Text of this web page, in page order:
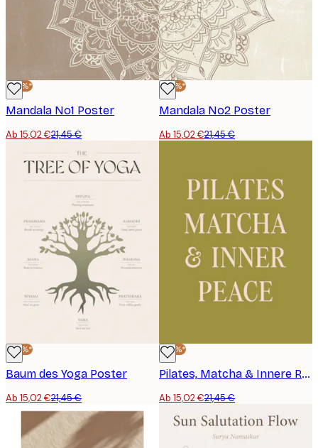
-30%*
Mandala No1 Poster
Ab 15,02 €21,45 €
-30%*
Mandala No2 Poster
Ab 15,02 €21,45 €
-30%*
Baum des Yoga Poster
Ab 15,02 €21,45 €
-30%*
Pilates, Matcha & Innere Ruhe Poster
Ab 15,02 €21,45 €